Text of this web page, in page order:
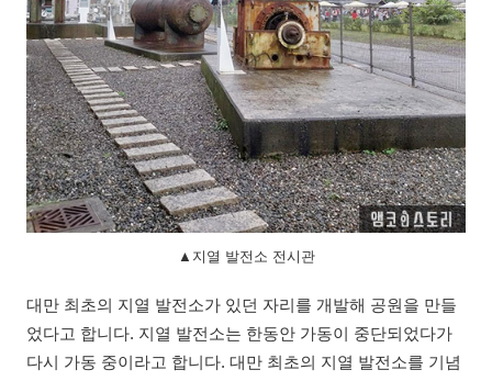
▲지열 발전소 전시관
대만 최초의 지열 발전소가 있던 자리를 개발해 공원을 만들
었다고 합니다. 지열 발전소는 한동안 가동이 중단되었다가
다시 가동 중이라고 합니다. 대만 최초의 지열 발전소를 기념